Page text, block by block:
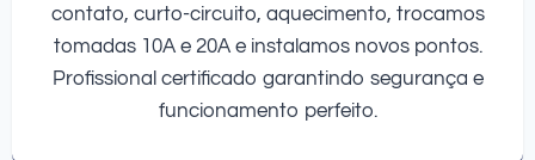
contato, curto-circuito, aquecimento, trocamos
tomadas 10A e 20A e instalamos novos pontos.
Profissional certificado garantindo segurança e
funcionamento perfeito.